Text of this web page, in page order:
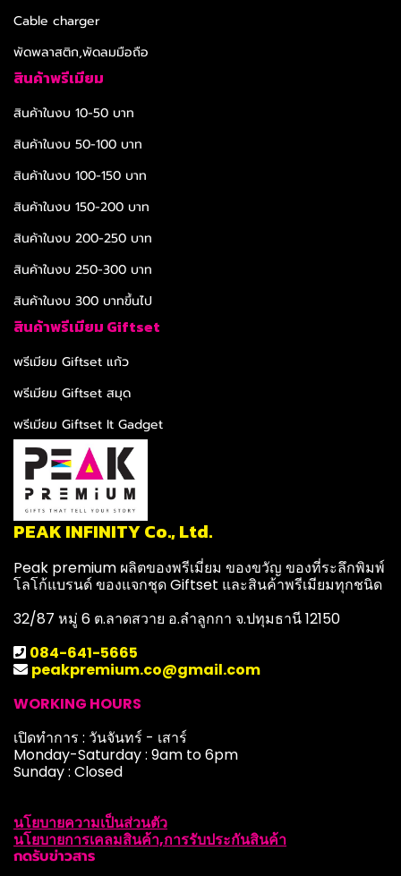
Cable charger
พัดพลาสติก,พัดลมมือถือ
สินค้าพรีเมียม
สินค้าในงบ 10-50 บาท
สินค้าในงบ 50-100 บาท
สินค้าในงบ 100-150 บาท
สินค้าในงบ 150-200 บาท
สินค้าในงบ 200-250 บาท
สินค้าในงบ 250-300 บาท
สินค้าในงบ 300 บาทขึ้นไป
สินค้าพรีเมียม Giftset
พรีเมียม Giftset แก้ว
พรีเมียม Giftset สมุด
พรีเมียม Giftset It Gadget
PEAK INFINITY Co., Ltd.
Peak premium ผลิตของพรีเมี่ยม ของขวัญ ของที่ระลึกพิมพ์
โลโก้แบรนด์ ของแจกชุด Giftset และสินค้าพรีเมียมทุกชนิด
32/87 หมู่ 6 ต.ลาดสวาย อ.ลำลูกกา จ.ปทุมธานี 12150
084-641-5665
peakpremium.co@gmail.com
WORKING HOURS
เปิดทำการ : วันจันทร์ - เสาร์
Monday-Saturday : 9am to 6pm
Sunday : Closed
นโยบายความเป็นส่วนตัว
นโยบายการเคลมสินค้า,การรับประกันสินค้า
กดรับข่าวสาร